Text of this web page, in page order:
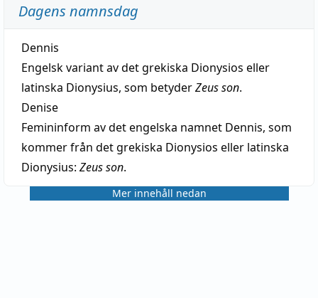
Dagens namnsdag
Dennis
Engelsk variant av det grekiska Dionysios eller
latinska Dionysius, som betyderZeus son.
Denise
Femininform av det engelska namnet Dennis, som
kommer från det grekiska Dionysios eller latinska
Dionysius: Zeus son.
Mer innehåll nedan